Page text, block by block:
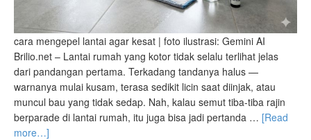
cara mengepel lantai agar kesat | foto ilustrasi: Gemini AI
Brilio.net – Lantai rumah yang kotor tidak selalu terlihat jelas
dari pandangan pertama. Terkadang tandanya halus —
warnanya mulai kusam, terasa sedikit licin saat diinjak, atau
muncul bau yang tidak sedap. Nah, kalau semut tiba-tiba rajin
berparade di lantai rumah, itu juga bisa jadi pertanda … [Read
more…]